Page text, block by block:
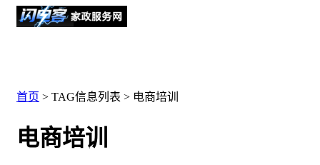
首页 > TAG信息列表 > 电商培训
电商培训